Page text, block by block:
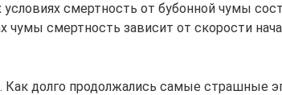
смертность от бубонной чумы
чумы смертность зависит от скорости
Как долго продолжались самые страшные